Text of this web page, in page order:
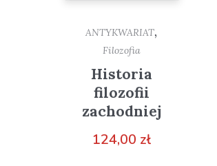
ANTYKWARIAT,
Filozofia
Historia
filozofii
zachodniej
124,00 zł